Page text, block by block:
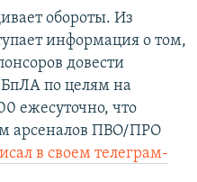
обороты. Из
информация о том,
довести
по целям на
ежесуточно, что
арсеналов ПВО/ПРО
в своем телеграм-